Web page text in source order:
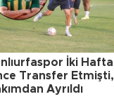
İki Hafta
Transfer Etmişti,
Ayrıldı